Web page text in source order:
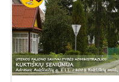
Heraldika
Kuktiškių seniūnijos
Kuktiškių kraštas
Architektūros, gamtos,
Žymūs Kuktiškių
Kuktiškių istorijos